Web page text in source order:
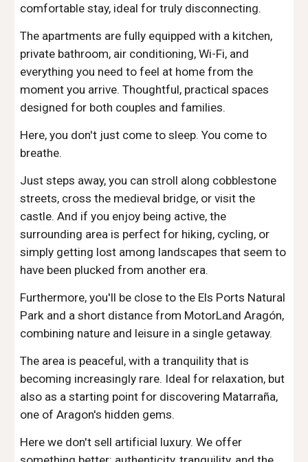
comfortable stay, ideal for truly disconnecting.
The apartments are fully equipped with a kitchen,
private bathroom, air conditioning, Wi-Fi, and
everything you need to feel at home from the
moment you arrive. Thoughtful, practical spaces
designed for both couples and families.
Here, you don't just come to sleep. You come to
breathe.
Just steps away, you can stroll along cobblestone
streets, cross the medieval bridge, or visit the
castle. And if you enjoy being active, the
surrounding area is perfect for hiking, cycling, or
simply getting lost among landscapes that seem to
have been plucked from another era.
Furthermore, you'll be close to the Els Ports Natural
Park and a short distance from MotorLand Aragón,
combining nature and leisure in a single getaway.
The area is peaceful, with a tranquility that is
becoming increasingly rare. Ideal for relaxation, but
also as a starting point for discovering Matarraña,
one of Aragon's hidden gems.
Here we don't sell artificial luxury. We offer